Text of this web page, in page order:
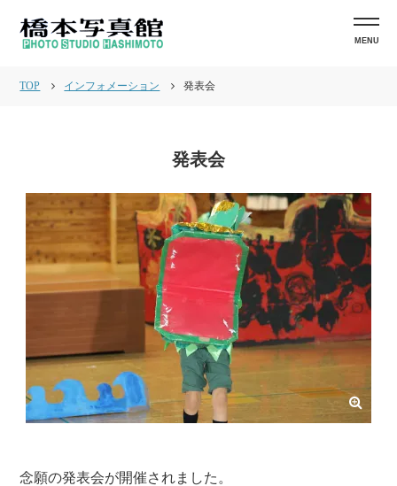
TOP インフォメーション 発表会
発表会
念願の発表会が開催されました。
MENU